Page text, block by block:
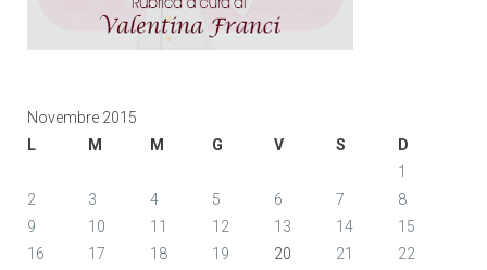
Novembre 2015
L
M M G V S
D
1
2
3 4 5 6 7
8
9
10 11 12 13 14
15
16
17 18 19 20 21
22